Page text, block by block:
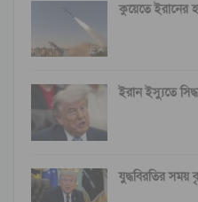
কুয়েতে ইরানের
ইরান ইস্যুতে
যুদ্ধবিরতির সময়